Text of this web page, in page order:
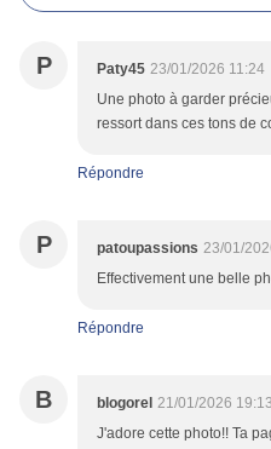
P Paty45 23/01/2026 11:24
Une photo à garder
ressort dans ces tons de
Répondre
P patoupassions 23/01/
Effectivement une belle
Répondre
B blogorel 21/01/2026 19:13
J'adore cette photo!! Ta